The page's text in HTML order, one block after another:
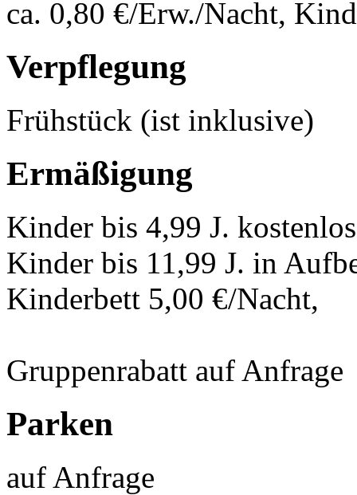
ca. 0,80 €/Erw./Nacht,
Verpflegung
Frühstück (ist inklusive)
Ermäßigung
Kinder bis 4,99 J.
Kinder bis 11,99 J. in
Kinderbett 5,00 €/Nacht,
Gruppenrabatt auf Anfrage
Parken
auf Anfrage